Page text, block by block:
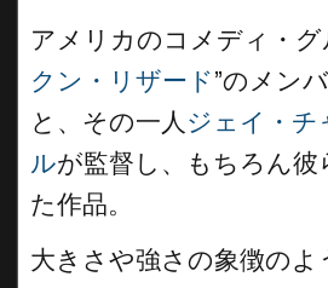
アメリカのコメディ・グ
クン・リザード”のメン
と、その一人 ジェイ・チ
ルが監督し、もちろん彼
た作品。
大きさや強さの象徴のよ